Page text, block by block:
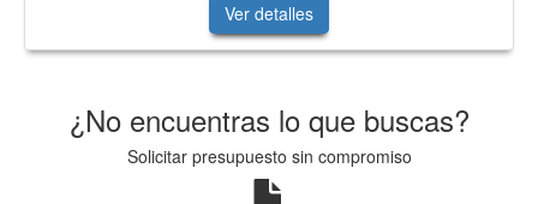
Ver detalles
¿No encuentras lo que buscas?
Solicitar presupuesto sin compromiso